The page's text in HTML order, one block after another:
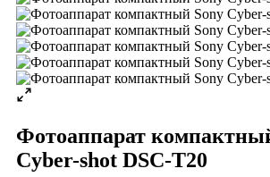
Фотоаппарат
Cyber-shot DSC-T20